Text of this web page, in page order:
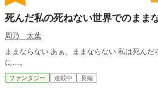
死んだ私の死ねない世界でのまま
周乃 太葉
ままならない あぁ、ままならない 私は死んだらあの世に行きたかっただけなの
に…。
ファンタジー 連載中 長編